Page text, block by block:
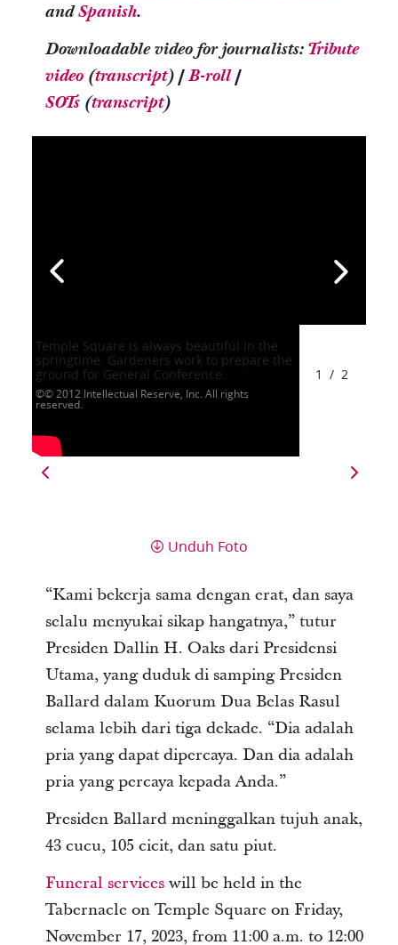
andSpanish.
Downloadable video for journalists: Tribute
video(transcript) |B-roll|
SOTs(transcript)
Temple Square is always beautiful in the
springtime. Gardeners work to prepare the
ground for General Conference.
© 2012 Intellectual Reserve, Inc. All rights
reserved.
1 / 2
Unduh Foto
“Kami bekerja sama dengan erat, dan saya
selalu menyukai sikap hangatnya,” tutur
Presiden Dallin H. Oaks dari Presidensi
Utama, yang duduk di samping Presiden
Ballard dalam Kuorum Dua Belas Rasul
selama lebih dari tiga dekade. “Dia adalah
pria yang dapat dipercaya. Dan dia adalah
pria yang percaya kepada Anda.”
Presiden Ballard meninggalkan tujuh anak,
43 cucu, 105 cicit, dan satu piut.
Funeral serviceswill be held in the
Tabernacle on Temple Square on Friday,
November 17, 2023, from 11:00 a.m. to 12:00